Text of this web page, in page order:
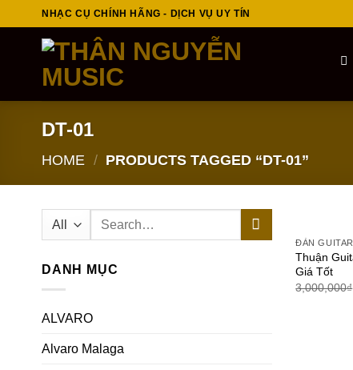
to
NHẠC CỤ CHÍNH HÃNG - DỊCH VỤ UY TÍN
DT-01
HOME / PRODUCTS TAGGED “DT-01”
Search
DANH MỤC
ALVARO
Alvaro Malaga
ĐÀN GUITAR
Thuận
Giá Tốt
3,000,000₫